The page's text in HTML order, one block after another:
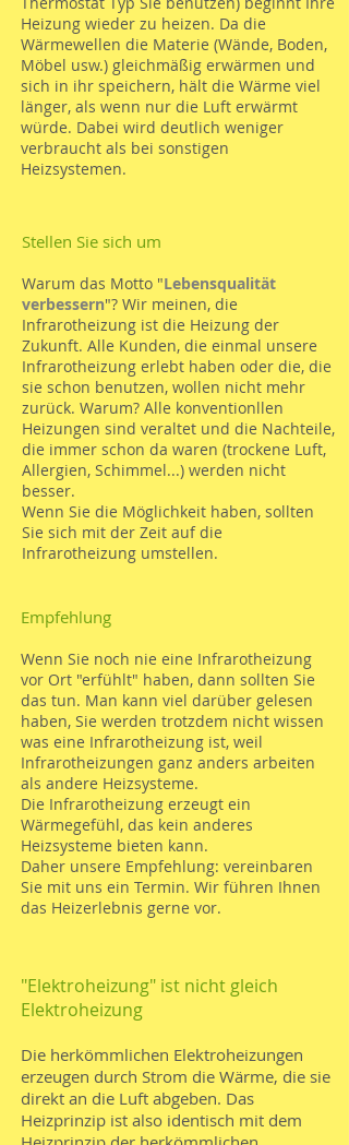
Heizung wieder zu heizen. Da die
Wärmewellen die Materie (Wände, Boden,
Möbel usw.) gleichmäßig erwärmen und
sich in ihr speichern, hält die Wärme viel
länger, als wenn nur die Luft erwärmt
würde. Dabei wird deutlich weniger
verbraucht als bei sonstigen
Heizsystemen.
Stellen Sie sich um
Warum das Motto "Lebensqualität
verbessern"? Wir meinen, die
Infrarotheizung ist die Heizung der
Zukunft. Alle Kunden, die einmal unsere
Infrarotheizung erlebt haben oder die, die
sie schon benutzen, wollen nicht mehr
zurück. Warum? Alle konventionllen
Heizungen sind veraltet und die Nachteile,
die immer schon da waren (trockene Luft,
Allergien, Schimmel...) werden nicht
besser.
Wenn Sie die Möglichkeit haben, sollten
Sie sich mit der Zeit auf die
Infrarotheizung umstellen.
Empfehlung
Wenn Sie noch nie eine Infrarotheizung
vor Ort "erfühlt" haben, dann sollten Sie
das tun. Man kann viel darüber gelesen
haben, Sie werden trotzdem nicht wissen
was eine Infrarotheizung ist, weil
Infrarotheizungen ganz anders arbeiten
als andere Heizsysteme.
Die Infrarotheizung erzeugt ein
Wärmegefühl, das kein anderes
Heizsysteme bieten kann.
Daher unsere Empfehlung: vereinbaren
Sie mit uns ein Termin. Wir führen Ihnen
das Heizerlebnis gerne vor.
"Elektroheizung" ist nicht gleich
Elektroheizung
Die herkömmlichen Elektroheizungen
erzeugen durch Strom die Wärme, die sie
direkt an die Luft abgeben. Das
Heizprinzip ist also identisch mit dem